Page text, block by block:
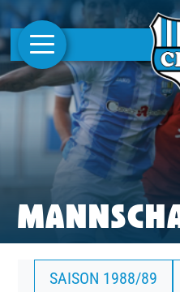
AKTUELLES
1. MANNSCHAFT
FRAUEN
CAMPUS
CLUB
SAISON 1988/89